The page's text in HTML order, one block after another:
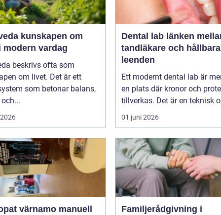
om
modern vardag
beskrivs ofta som
om livet. Det är ett
som betonar balans,
Dental lab länken mellan
tandläkare och hållbara
leenden
Ett modernt dental lab är
en plats där kronor och
tillverkas. Det är en teknisk
01 juni 2026
värnamo manuell
Familjerådgivning i